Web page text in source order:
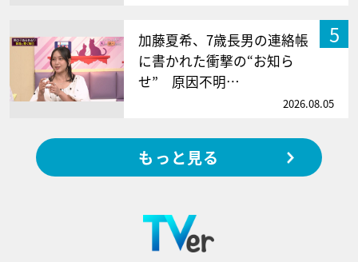
5
加藤夏希、7歳長男の連絡帳
に書かれた衝撃の“お知ら
せ” 原因不明…
2026.08.05
もっと見る